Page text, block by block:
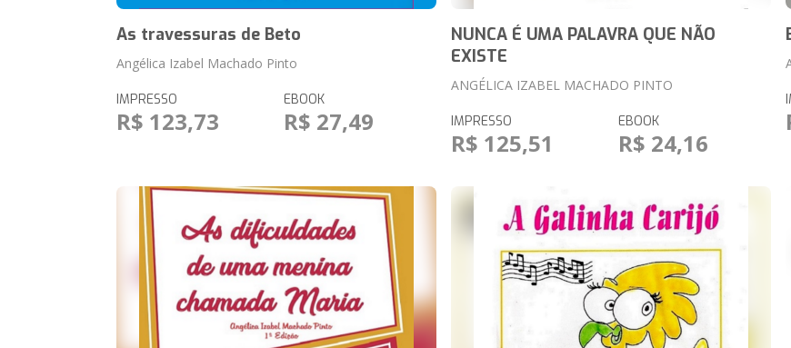
As travessuras de Beto
Angélica Izabel Machado Pinto
IMPRESSO
R$ 123,73
EBOOK
R$ 27,49
NUNCA É UMA PALAVRA QUE NÃO
EXISTE
ANGÉLICA IZABEL MACHADO PINTO
IMPRESSO
R$ 125,51
EBOOK
R$ 24,16